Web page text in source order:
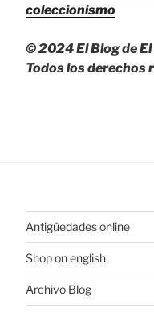
coleccionismo
© 2024 El Blog de
Todos los derechos
Antigüedades online
Shop on english
Archivo Blog